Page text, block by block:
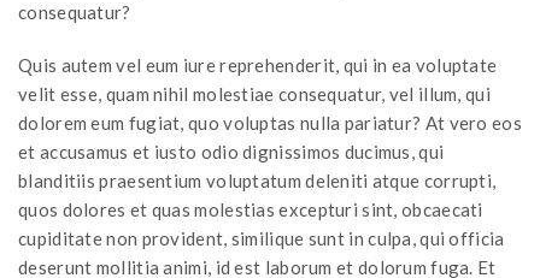
consequatur?
Quis autem vel eum iure reprehenderit, qui in ea voluptate
velit esse, quam nihil molestiae consequatur, vel illum, qui
dolorem eum fugiat, quo voluptas nulla pariatur? At vero eos
et accusamus et iusto odio dignissimos ducimus, qui
blanditiis praesentium voluptatum deleniti atque corrupti,
quos dolores et quas molestias excepturi sint, obcaecati
cupiditate non provident, similique sunt in culpa, qui officia
deserunt mollitia animi, id est laborum et dolorum fuga. Et